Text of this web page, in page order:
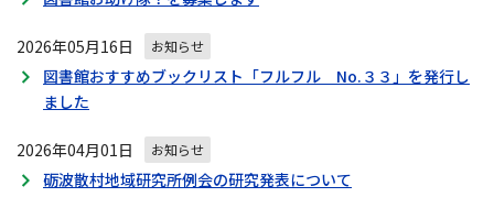
2026年05月16日 お知らせ
図書館おすすめブックリスト「フルフル No.３３」を発行し
ました
2026年04月01日 お知らせ
砺波散村地域研究所例会の研究発表について